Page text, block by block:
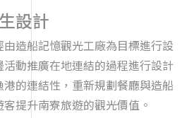
設計
造船記憶觀光工廠為目標進行設
動推廣在地連結的過程進行設計
的連結性，重新規劃餐廳與造船
提升南寮旅遊的觀光價值。